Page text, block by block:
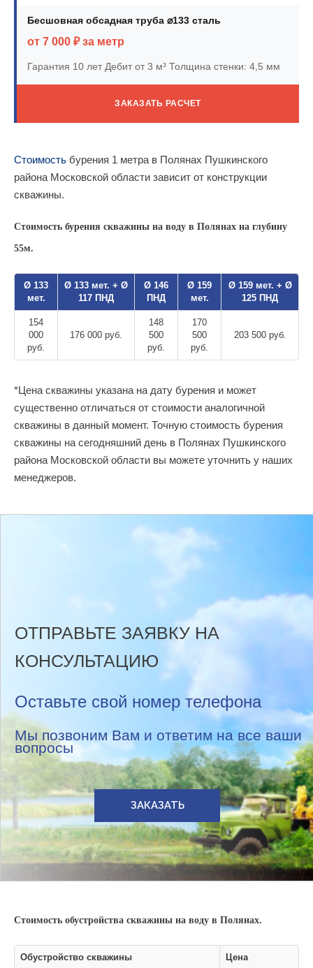
Бесшовная обсадная труба ⌀133 сталь
от 7 000 ₽ за метр
Гарантия 10 летДебит от 3 м³ Толщина стенки: 4,5 мм
ЗАКАЗАТЬ РАСЧЕТ
Стоимость бурения 1 метра в Полянах Пушкинского
района Московской области зависит от конструкции
скважины.
Стоимость бурения скважины на воду в Полянах на глубину
55м.
Ø 133
мет.
Ø 133 мет. + Ø
117 ПНД
Ø 146
ПНД
Ø 159
мет.
Ø 159 мет. + Ø
125 ПНД
154
000
руб.
176 000 руб.
148
500
руб.
170
500
руб.
203 500 руб.
*Цена скважины указана на дату бурения и может
существенно отличаться от стоимости аналогичной
скважины в данный момент. Точную стоимость бурения
скважины на сегодняшний день в Полянах Пушкинского
района Московской области вы можете уточнить у наших
менеджеров.
ОТПРАВЬТЕ ЗАЯВКУ НА
КОНСУЛЬТАЦИЮ
Оставьте свой номер телефона
Мы позвоним Вам и ответим на все ваши
вопросы
ЗАКАЗАТЬ
Стоимость обустройства скважины на воду в Полянах.
Обустройство скважины Цена